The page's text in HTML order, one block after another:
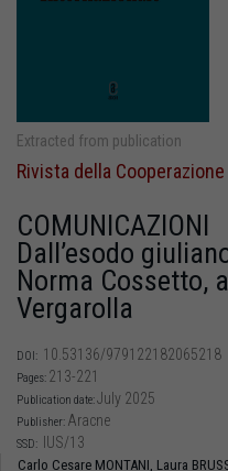
Extracted from publication
Rivista della
COMUNICAZIONI
Dall’esodo
Norma Cossetto,
Vergarolla
DOI: 10.53136/979122182065218
Pages: 213-221
Publication date:July 2025
Publisher: Aracne
SSD: IUS/13
Carlo Cesare MONTANI, Laura